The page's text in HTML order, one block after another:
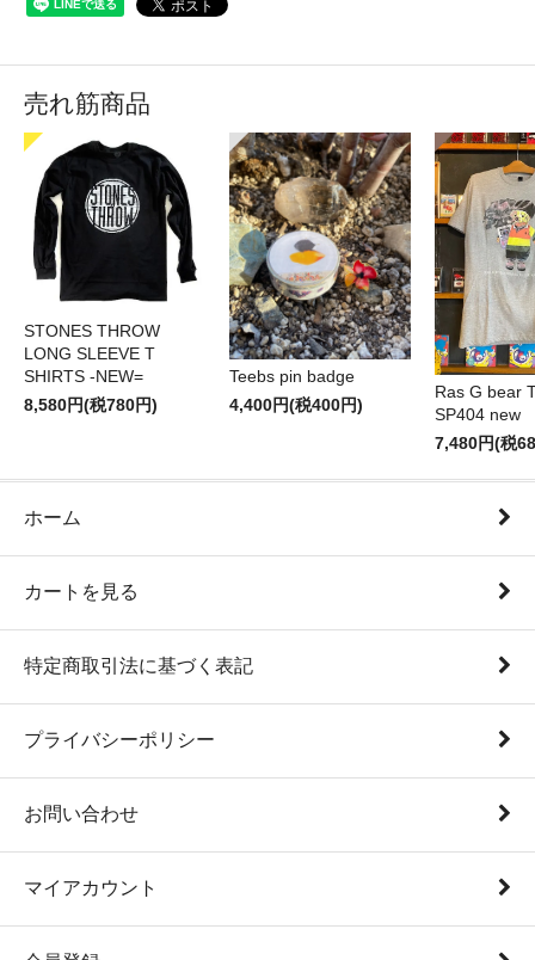
売れ筋商品
STONES THROW
LONG SLEEVE T
SHIRTS -NEW=
8,580円(税780円)
Teebs pin badge
4,400円(税400円)
Ras G bear
SP404 new
7,480円(税
ホーム
カートを見る
特定商取引法に基づく表記
プライバシーポリシー
お問い合わせ
マイアカウント